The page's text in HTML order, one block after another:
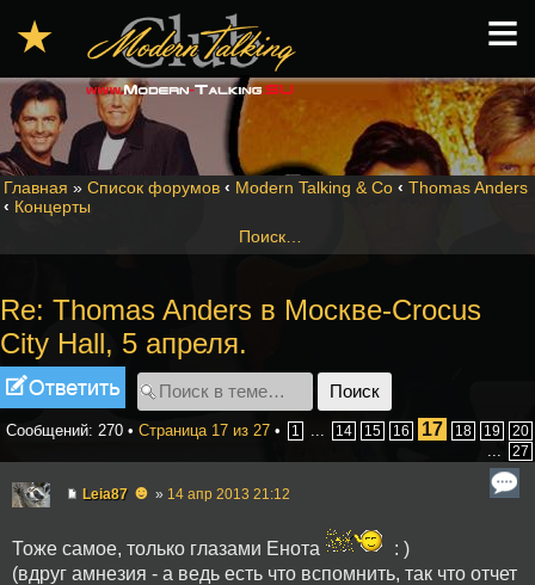
Главная » Список форумов ‹ Modern Talking & Co ‹ Thomas Anders
‹ Концерты
Поиск…
Re: Thomas Anders в Москве-Crocus
City Hall, 5 апреля.
Ответить
Сообщений: 270 • Страница 17 из 27 • 1 14 15 16 17 18 19 20
27
Leia87 ☻ » 14 апр 2013 21:12
Тоже самое, только глазами Енота
: )
(вдруг амнезия - а ведь есть что вспомнить, так что отчет
★ ≡